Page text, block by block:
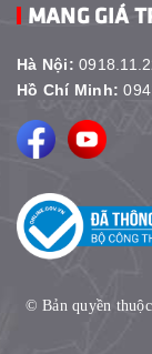
MANG GIÁ
Hà Nội:
Hồ Chí Minh:
© Bản quyền